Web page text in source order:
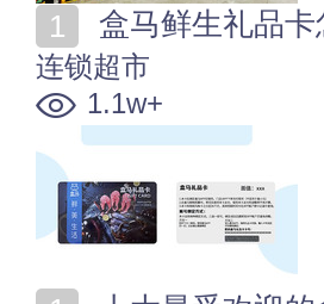
盒马鲜生礼品
连锁超市
1.1w+